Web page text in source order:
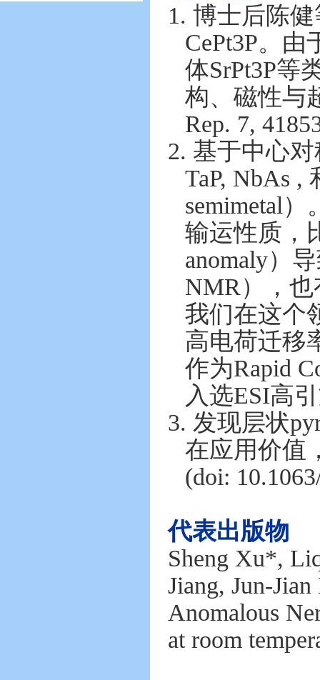
1. 博士后陈
CePt3P。
体SrPt3P等
构、磁性与
Rep. 7,
2. 基于中心
TaP, NbAs ,
semimetal
输运性质，
anomaly）
NMR），也
我们在这个
高电荷迁移
作为Rapid
入选ESI高
3. 发现层状
在应用价值
(doi:
代表出版物
Sheng Xu*,
Jiang, Jun-
Anomalous
at room